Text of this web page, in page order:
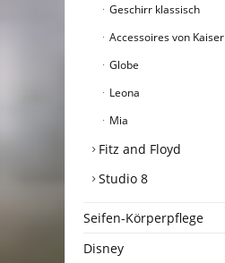
Geschirr klassisch
Accessoires von Kaiser
Globe
Leona
Mia
Fitz and Floyd
Studio 8
Seifen-Körperpflege
Disney